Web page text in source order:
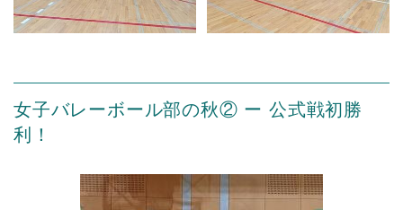
女子バレーボール部の秋② ー 公式戦初勝
利！